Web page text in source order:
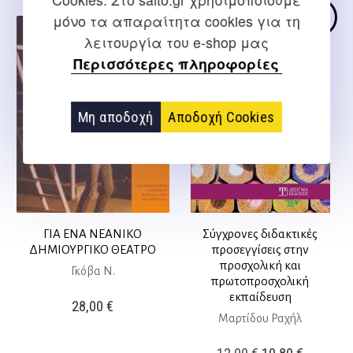
μόνο τα απαραίτητα cookies για τη
λειτουργία του e-shop μας
Περισσότερες πληροφορίες
Μη αποδοχή Αποδοχή Cookies
ΓΙΑ ΕΝΑ ΝΕΑΝΙΚΟ
ΔΗΜΙΟΥΡΓΙΚΟ ΘΕΑΤΡΟ
Γκόβα Ν.
28,00€
Σύγχρονες διδακτικές
προσεγγίσεις στην
προσχολική και
πρωτοπροσχολική
εκπαίδευση
Μαρτίδου Ραχήλ